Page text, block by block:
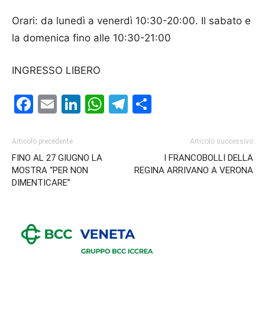
Orari: da lunedì a venerdì 10:30-20:00. Il sabato e
la domenica fino alle 10:30-21:00
INGRESSO LIBERO
Facebook
EmailLinkedIn
WhatsApp
Telegram
Articolo precedente
FINO AL 27 GIUGNO LA
MOSTRA “PER NON
DIMENTICARE”
Articolo successivo
I FRANCOBOLLI DELLA
REGINA ARRIVANO A VERONA